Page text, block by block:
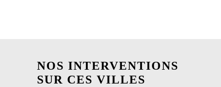
NOS INTERVENTIONS
SUR CES VILLES